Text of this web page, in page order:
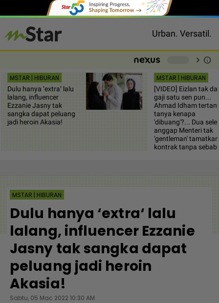
Urban. Versatil.
chevron_right info
MSTAR | HIBURAN
Dulu hanya ‘extra‘ lalu
lalang, influencer
Ezzanie Jasny tak
sangka dapat peluang
jadi heroin Akasia!
MSTAR | HIBURAN
[VIDEO] Eizlan tak
gaji satu sen pun...
Ahmad Idham
tanya kenapa
'dibuang'?... Dua
anggap Menteri tak
'gentleman' tamatkan
kontrak tanpa sebab
MSTAR | HIBURAN
Dulu hanya ‘extra‘ lalu
lalang, influencer Ezzanie
Jasny tak sangka dapat
peluang jadi heroin
Akasia!
Sabtu, 05 Mac 2022 10:30 AM